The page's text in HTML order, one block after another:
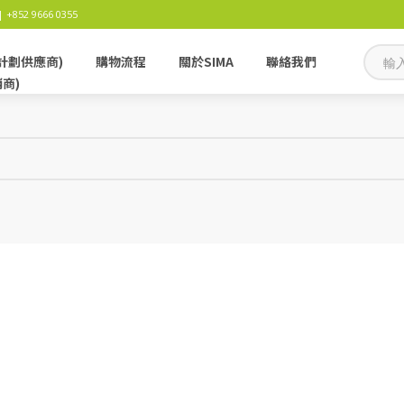
9666 0355
劃供應商)
)
購物流程 關於SIMA 聯絡我們